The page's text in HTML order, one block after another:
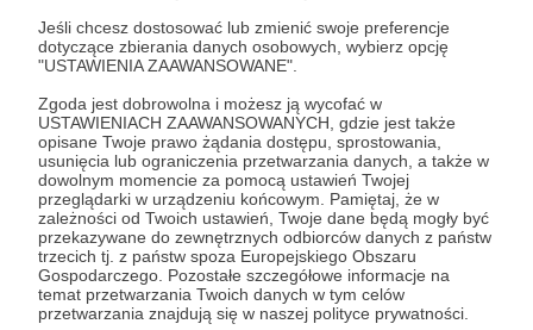
Jeśli chcesz dostosować lub zmienić swoje preferencje
dotyczące zbierania danych osobowych, wybierz opcję
"USTAWIENIA ZAAWANSOWANE".
Zgoda jest dobrowolna i możesz ją wycofać w
USTAWIENIACH ZAAWANSOWANYCH, gdzie jest także
opisane Twoje prawo żądania dostępu, sprostowania,
usunięcia lub ograniczenia przetwarzania danych, a także w
dowolnym momencie za pomocą ustawień Twojej
przeglądarki w urządzeniu końcowym. Pamiętaj, że w
zależności od Twoich ustawień, Twoje dane będą mogły być
przekazywane do zewnętrznych odbiorców danych z państw
trzecich tj. z państw spoza Europejskiego Obszaru
Gospodarczego. Pozostałe szczegółowe informacje na
temat przetwarzania Twoich danych w tym celów
przetwarzania znajdują się w naszej polityce prywatności.
Twoja książka na Twoich zasadach
Redakcja, produkcja, pełna dystrybucja – wydaj